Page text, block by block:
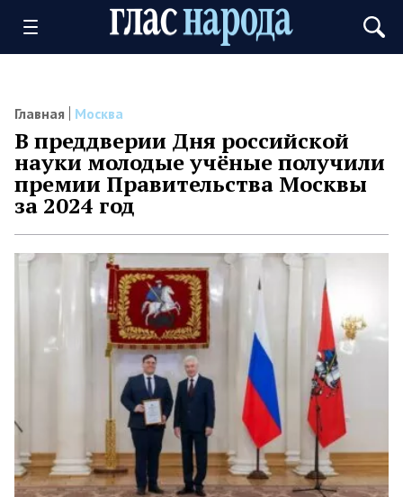
Главная Москва
В преддверии Дня российской
науки молодые учёные получили
премии Правительства Москвы
за 2024 год